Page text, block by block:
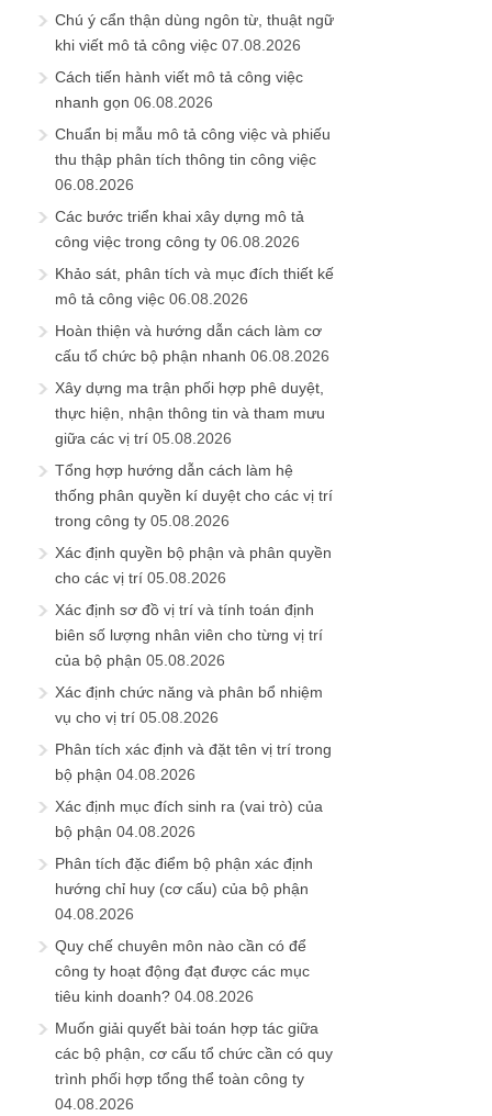
Chú ý cẩn thận dùng ngôn từ, thuật ngữ
khi viết mô tả công việc 07.08.2026
Cách tiến hành viết mô tả công việc
nhanh gọn 06.08.2026
Chuẩn bị mẫu mô tả công việc và phiếu
thu thập phân tích thông tin công việc
06.08.2026
Các bước triển khai xây dựng mô tả
công việc trong công ty 06.08.2026
Khảo sát, phân tích và mục đích thiết kế
mô tả công việc 06.08.2026
Hoàn thiện và hướng dẫn cách làm cơ
cấu tổ chức bộ phận nhanh 06.08.2026
Xây dựng ma trận phối hợp phê duyệt,
thực hiện, nhận thông tin và tham mưu
giữa các vị trí 05.08.2026
Tổng hợp hướng dẫn cách làm hệ
thống phân quyền kí duyệt cho các vị trí
trong công ty 05.08.2026
Xác định quyền bộ phận và phân quyền
cho các vị trí 05.08.2026
Xác định sơ đồ vị trí và tính toán định
biên số lượng nhân viên cho từng vị trí
của bộ phận 05.08.2026
Xác định chức năng và phân bổ nhiệm
vụ cho vị trí 05.08.2026
Phân tích xác định và đặt tên vị trí trong
bộ phận 04.08.2026
Xác định mục đích sinh ra (vai trò) của
bộ phận 04.08.2026
Phân tích đặc điểm bộ phận xác định
hướng chỉ huy (cơ cấu) của bộ phận
04.08.2026
Quy chế chuyên môn nào cần có để
công ty hoạt động đạt được các mục
tiêu kinh doanh? 04.08.2026
Muốn giải quyết bài toán hợp tác giữa
các bộ phận, cơ cấu tổ chức cần có quy
trình phối hợp tổng thể toàn công ty
04.08.2026